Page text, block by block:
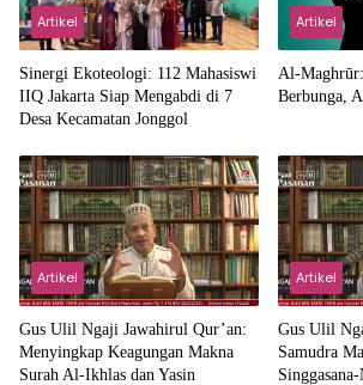
Artikel
‎Sinergi Ekoteologi: 112 Mahasiswi
IIQ Jakarta Siap Mengabdi di 7
Desa Kecamatan Jonggol
Artikel
Al-
Berbunga,
Artikel
Gus Ulil Ngaji Jawahirul Qur’an:
Menyingkap Keagungan Makna
Surah Al-Ikhlas dan Yasin
Artikel
Gus Ulil
Samudra